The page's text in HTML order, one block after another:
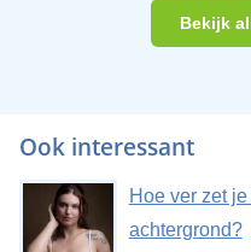
Bekijk
Ook interessant
Hoe ver zet
achtergrond?